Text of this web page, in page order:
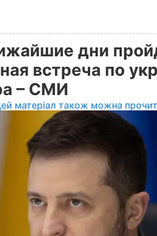
дни
встреча по
– СМИ
матеріал також можна